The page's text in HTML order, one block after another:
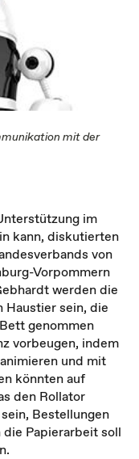
mit der
im
kann, diskutierten
von
Vorpommern
werden die
Haustier sein, die
genommen
vorbeugen, indem
und mit
könnten auf
den Rollator
Bestellungen
Papierarbeit soll